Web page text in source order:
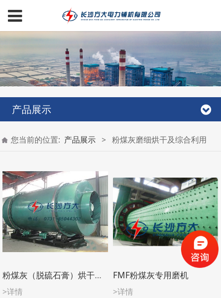
产品展示
您当前的位置: 产品展示 > 粉煤灰磨细烘干及综合利用
粉煤灰（脱硫石膏）烘干系统
>详情
FMF粉煤灰专用磨机
>详情